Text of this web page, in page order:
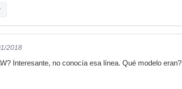
2018
Interesante, no conocía esa línea. Qué modelo eran?